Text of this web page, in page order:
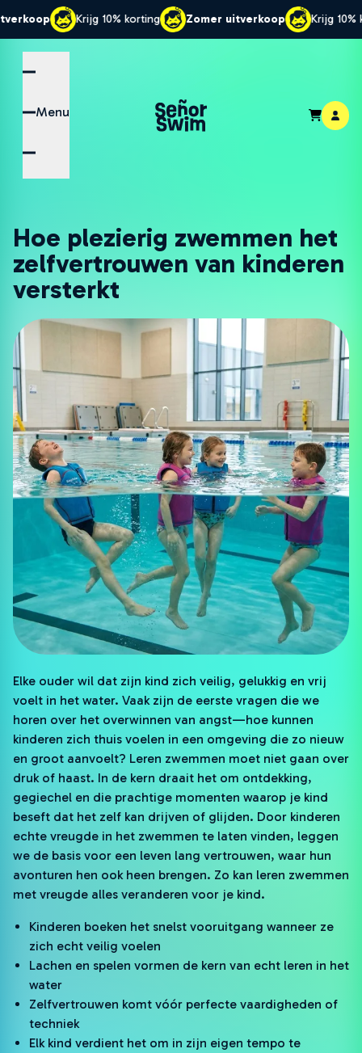
10% korting Zomer uitverkoop Krijg 10% korting
Menu
Hoe plezierig zwemmen het
zelfvertrouwen van kinderen
versterkt
Elke ouder wil dat zijn kind zich veilig, gelukkig en vrij
voelt in het water. Vaak zijn de eerste vragen die we
horen over het overwinnen van angst—hoe kunnen
kinderen zich thuis voelen in een omgeving die zo nieuw
en groot aanvoelt? Leren zwemmen moet niet gaan over
druk of haast. In de kern draait het om ontdekking,
gegiechel en die prachtige momenten waarop je kind
beseft dat het zelf kan drijven of glijden. Door kinderen
echte vreugde in het zwemmen te laten vinden, leggen
we de basis voor een leven lang vertrouwen, waar hun
avonturen hen ook heen brengen. Zo kan leren zwemmen
met vreugde alles veranderen voor je kind.
Kinderen boeken het snelst vooruitgang wanneer ze
zich echt veilig voelen
Lachen en spelen vormen de kern van echt leren in het
water
Zelfvertrouwen komt vóór perfecte vaardigheden of
techniek
Elk kind verdient het om in zijn eigen tempo te